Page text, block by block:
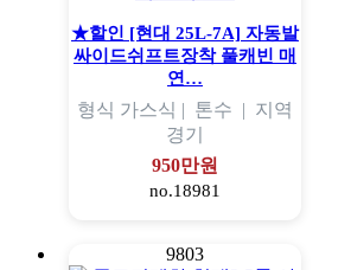
★할인 [현대 25L-7A] 자동발
싸이드쉬프트장착 풀캐빈 매
연…
형식 가스식 | 톤수 | 지역
경기
950만원
no.18981
9803